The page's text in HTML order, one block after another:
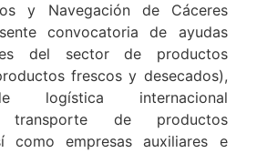
y Navegación de Cáceres
convocatoria de ayudas
del sector de productos
frescos y desecados),
logística internacional
transporte de productos
como empresas auxiliares e